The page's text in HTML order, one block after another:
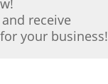
receive
your business!